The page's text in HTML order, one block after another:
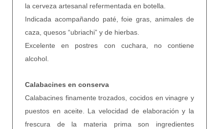
la cerveza artesanal refermentada en botella.
Indicada acompañando paté, foie gras, animales de
caza, quesos “ubriachi” y de hierbas.
Excelente en postres con cuchara, no contiene
alcohol.
Calabacines en conserva
Calabacines finamente trozados, cocidos en vinagre y
puestos en aceite. La velocidad de elaboración y la
frescura de la materia prima son ingredientes